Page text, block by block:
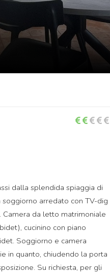
dalla splendida spiaggia di
arredato con TV-dig
da letto matrimoniale
cucinino con piano
Soggiorno e camera
in quanto, chiudendo la porta
Su richiesta, per gli